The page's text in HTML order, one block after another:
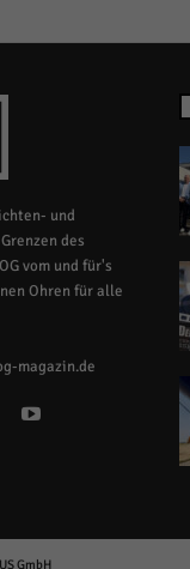
und
des
vom und für's
Ohren für alle
magazin.de
GmbH